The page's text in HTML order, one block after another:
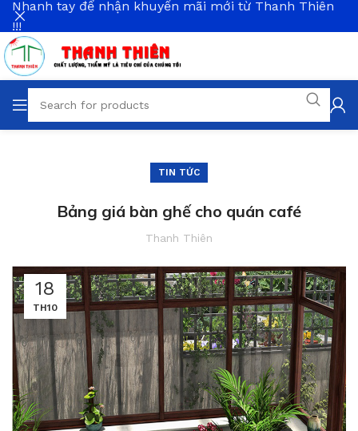
TIN TỨC
Bảng giá bàn ghế cho quán café
Thanh Thiên
18
TH10
Nhanh tay để nhận khuyến mãi mới từ Thanh Thiên
!!!